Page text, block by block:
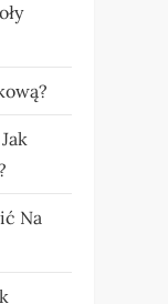
Na